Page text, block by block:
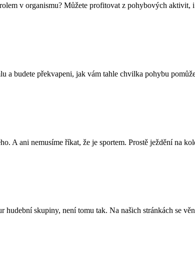
v organismu? Můžete profitovat z pohybových
budete překvapeni, jak vám tahle chvilka pohybu
A ani nemusíme říkat, že je sportem. Prostě ježdění na
skupiny, není tomu tak. Na našich stránkách se